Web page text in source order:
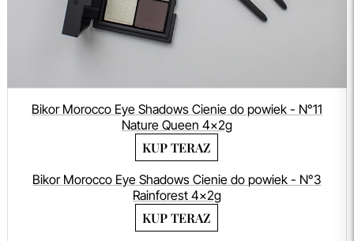
Bikor Morocco Eye Shadows Cienie do powiek - N°11
Nature Queen 4x2g
KUP TERAZ
Bikor Morocco Eye Shadows Cienie do powiek - N°3
Rainforest 4x2g
KUP TERAZ